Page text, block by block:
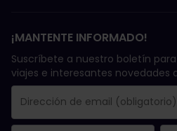
¡MANTENTE INFORMADO!
Suscríbete a nuestro boletín
viajes e interesantes novedades